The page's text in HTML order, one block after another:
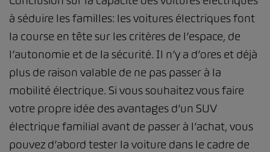
à séduire les familles: les voitures électriques font
la course en tête sur les critères de l’espace, de
l’autonomie et de la sécurité. Il n’y a d’ores et déjà
plus de raison valable de ne pas passer à la
mobilité électrique. Si vous souhaitez vous faire
votre propre idée des avantages d’un SUV
électrique familial avant de passer à l’achat, vous
pouvez d’abord tester la voiture dans le cadre de